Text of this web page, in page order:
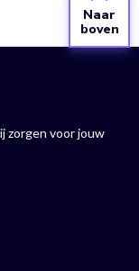
Naar
boven
zorgen voor jouw